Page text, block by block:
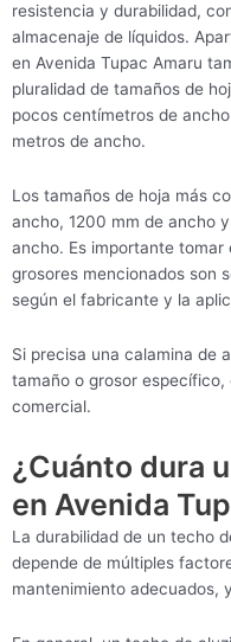
resistencia y durabilidad,
almacenaje de líquidos.
en Avenida Tupac Amaru
pluralidad de tamaños de
pocos centímetros de
metros de ancho.
Los tamaños de hoja más
ancho, 1200 mm de ancho
ancho. Es importante
grosores mencionados son
según el fabricante y la
Si precisa una calamina de
tamaño o grosor
comercial.
¿Cuánto dura
en Avenida
La durabilidad de un techo
depende de múltiples
mantenimiento adecuados,